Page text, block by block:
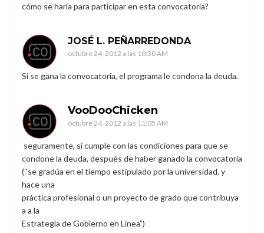
cómo se haría para participar en esta convocatoria?
JOSÉ L. PEÑARREDONDA
octubre 24, 2012 a las 10:30 AM
Si se gana la convocatoria, el programa le condona la deuda.
VooDooChicken
octubre 24, 2012 a las 11:05 AM
seguramente, si cumple con las condiciones para que se
condone la deuda, después de haber ganado la convocatoria
(“se gradúa en el tiempo estipulado por la universidad, y
hace una
práctica profesional o un proyecto de grado que contribuya
a a la
Estrategia de Gobierno en Línea”)